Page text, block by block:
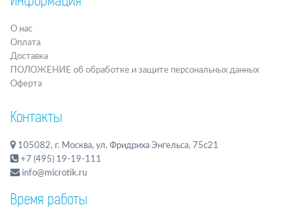
О нас
Оплата
Доставка
ПОЛОЖЕНИЕ об обработке и защите персональных данных
Оферта
Контакты
105082, г. Москва, ул. Фридриха Энгельса, 75с21
+7 (495) 19-19-111
info@microtik.ru
Время работы